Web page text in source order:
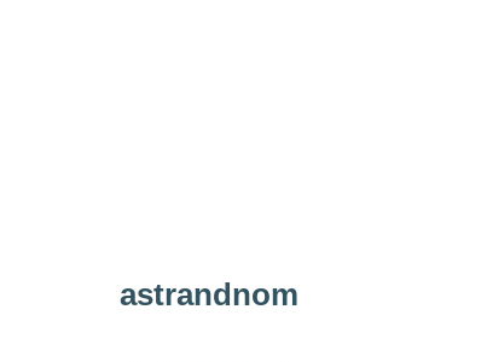
astrandnom